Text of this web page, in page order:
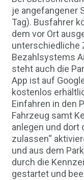
je angefangener
Tag). Busfahrer
dem vor Ort
unterschiedliche
Bezahlsystems
steht auch die
App ist auf
kostenlos
Einfahren in den
Fahrzeug samt
anlegen und dort
zulassen“
und aus dem
durch die
gestartet und